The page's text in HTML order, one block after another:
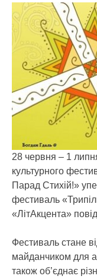
28 червня – 1
культурного
Парад Стихій!»
фестиваль
«ЛітАкцента»
Фестиваль стане
майданчиком для
також об’єднає